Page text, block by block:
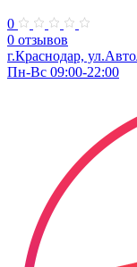
0
0 отзывов
г.Краснодар,
Пн-Вс 09:00-22:00